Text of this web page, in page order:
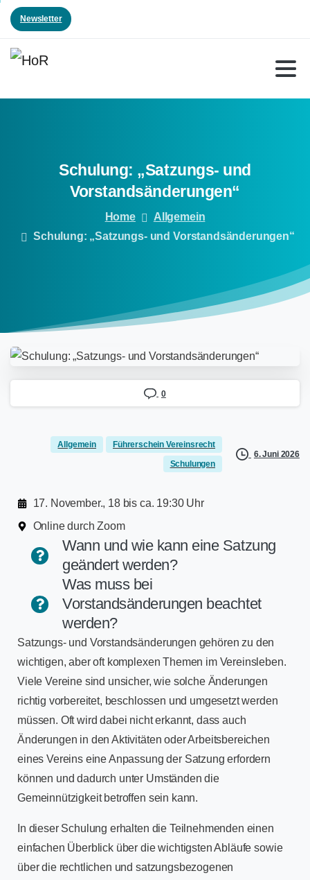
Newsletter
Schulung: „Satzungs- und
Vorstandsänderungen“
Home
Allgemein
Schulung: „Satzungs- und Vorstandsänderungen“
0
Allgemein
Führerschein Vereinsrecht
Schulungen
6. Juni 2026
17. November., 18 bis ca. 19:30 Uhr
Online durch Zoom
Wann und wie kann eine Satzung
geändert werden?
Was muss bei
Vorstandsänderungen beachtet
werden?
Satzungs- und Vorstandsänderungen gehören zu den
wichtigen, aber oft komplexen Themen im Vereinsleben.
Viele Vereine sind unsicher, wie solche Änderungen
richtig vorbereitet, beschlossen und umgesetzt werden
müssen. Oft wird dabei nicht erkannt, dass auch
Änderungen in den Aktivitäten oder Arbeitsbereichen
eines Vereins eine Anpassung der Satzung erfordern
können und dadurch unter Umständen die
Gemeinnützigkeit betroffen sein kann.
In dieser Schulung erhalten die Teilnehmenden einen
einfachen Überblick über die wichtigsten Abläufe sowie
über die rechtlichen und satzungsbezogenen